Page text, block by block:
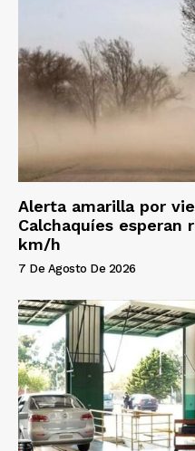
Alerta amarilla por
Calchaquíes esperan
km/h
7 De Agosto De 2026